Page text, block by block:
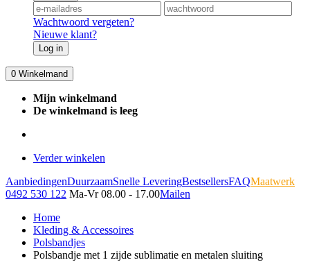
Wachtwoord vergeten?
Nieuwe klant?
Log in
0 Winkelmand
Mijn winkelmand
De winkelmand is leeg
Verder winkelen
AanbiedingenDuurzaamSnelle LeveringBestsellersFAQMaatwerk
0492 530 122 Ma-Vr 08.00 - 17.00Mailen
Home
Kleding & Accessoires
Polsbandjes
Polsbandje met 1 zijde sublimatie en metalen sluiting